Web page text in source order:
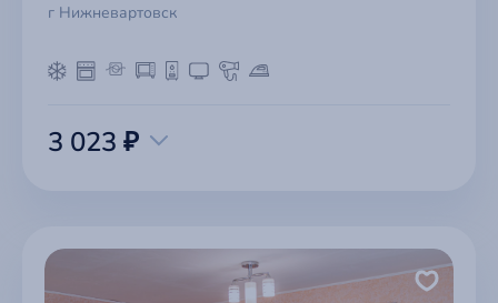
г Нижневартовск
3 023 ₽